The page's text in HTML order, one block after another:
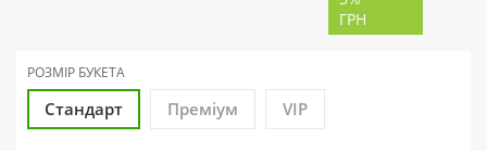
ГРН
РОЗМІР БУКЕТА
Стандарт Преміум VIP